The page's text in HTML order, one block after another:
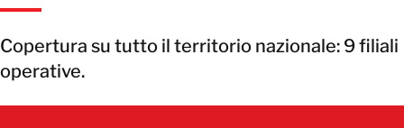
Copertura su tutto il territorio nazionale: 9 filiali
operative.